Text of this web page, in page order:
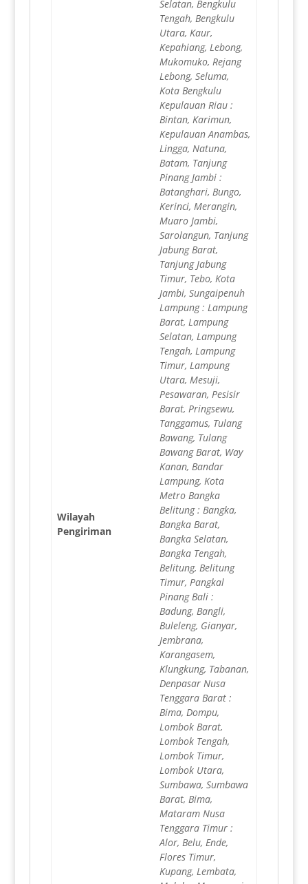
Wilayah
Pengiriman
Selatan, Bengkulu
Tengah, Bengkulu
Utara, Kaur,
Kepahiang, Lebong,
Mukomuko, Rejang
Lebong, Seluma,
Kota Bengkulu
Kepulauan Riau :
Bintan, Karimun,
Kepulauan Anambas,
Lingga, Natuna,
Batam, Tanjung
Pinang Jambi :
Batanghari, Bungo,
Kerinci, Merangin,
Muaro Jambi,
Sarolangun, Tanjung
Jabung Barat,
Tanjung Jabung
Timur, Tebo, Kota
Jambi, Sungaipenuh
Lampung : Lampung
Barat, Lampung
Selatan, Lampung
Tengah, Lampung
Timur, Lampung
Utara, Mesuji,
Pesawaran, Pesisir
Barat, Pringsewu,
Tanggamus, Tulang
Bawang, Tulang
Bawang Barat, Way
Kanan, Bandar
Lampung, Kota
Metro Bangka
Belitung : Bangka,
Bangka Barat,
Bangka Selatan,
Bangka Tengah,
Belitung, Belitung
Timur, Pangkal
Pinang Bali :
Badung, Bangli,
Buleleng, Gianyar,
Jembrana,
Karangasem,
Klungkung, Tabanan,
Denpasar Nusa
Tenggara Barat :
Bima, Dompu,
Lombok Barat,
Lombok Tengah,
Lombok Timur,
Lombok Utara,
Sumbawa, Sumbawa
Barat, Bima,
Mataram Nusa
Tenggara Timur :
Alor, Belu, Ende,
Flores Timur,
Kupang, Lembata,